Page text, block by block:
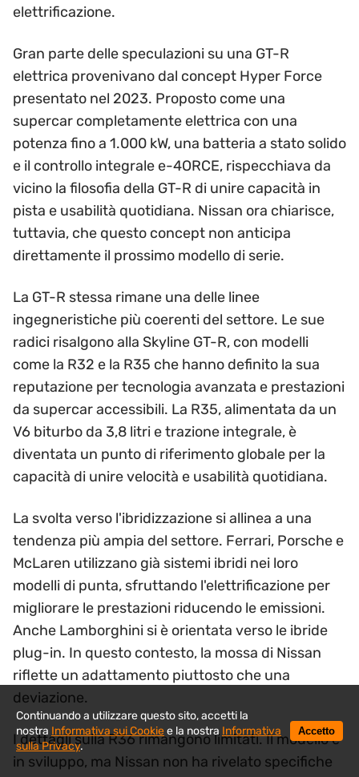
elettrificazione.
Gran parte delle speculazioni su una GT-R
elettrica provenivano dal concept Hyper Force
presentato nel 2023. Proposto come una
supercar completamente elettrica con una
potenza fino a 1.000 kW, una batteria a stato solido
e il controllo integrale e-4ORCE, rispecchiava da
vicino la filosofia della GT-R di unire capacità in
pista e usabilità quotidiana. Nissan ora chiarisce,
tuttavia, che questo concept non anticipa
direttamente il prossimo modello di serie.
La GT-R stessa rimane una delle linee
ingegneristiche più coerenti del settore. Le sue
radici risalgono alla Skyline GT-R, con modelli
come la R32 e la R35 che hanno definito la sua
reputazione per tecnologia avanzata e prestazioni
da supercar accessibili. La R35, alimentata da un
V6 biturbo da 3,8 litri e trazione integrale, è
diventata un punto di riferimento globale per la
capacità di unire velocità e usabilità quotidiana.
La svolta verso l'ibridizzazione si allinea a una
tendenza più ampia del settore. Ferrari, Porsche e
McLaren utilizzano già sistemi ibridi nei loro
modelli di punta, sfruttando l'elettrificazione per
migliorare le prestazioni riducendo le emissioni.
Anche Lamborghini si è orientata verso le ibride
plug-in. In questo contesto, la mossa di Nissan
riflette un adattamento piuttosto che una
deviazione.
I dettagli sulla R36 rimangono limitati. Il modello è
in sviluppo, ma Nissan non ha rivelato specifiche
Continuando a utilizzare questo sito, accetti la
nostra Informativa sui Cookiee la nostra Informativa
sulla Privacy.
Accetto